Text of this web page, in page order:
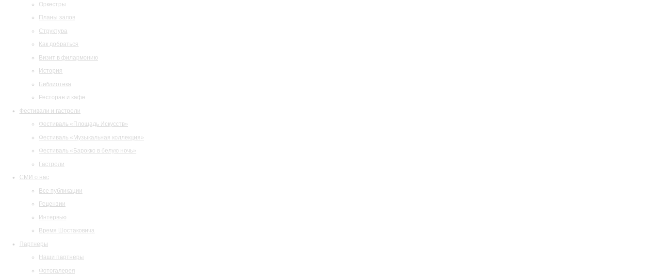
Оркестры
Планы залов
Структура
Как добраться
Визит в филармонию
История
Библиотека
Ресторан и кафе
Фестивали и гастроли
Фестиваль «Площадь Искусств»
Фестиваль «Музыкальная коллекция»
Фестиваль «Барокко в белую ночь»
Гастроли
СМИ о нас
Все публикации
Рецензии
Интервью
Время Шостаковича
Партнеры
Наши партнеры
Фотогалерея